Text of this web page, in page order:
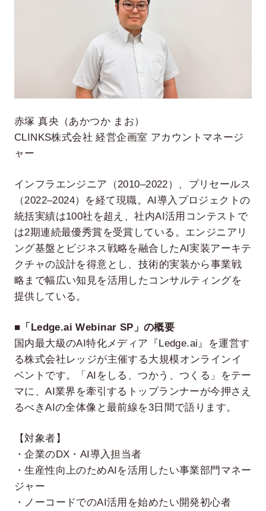
赤塚 真央（あかつか まお）
CLINKS株式会社 経営企画室 アカウントマネージ
ャー
インフラエンジニア（2010–2022）、プリセールス
（2022–2024）を経て現職。AI導入プロジェクトの
統括実績は100社を超え、社内AI活用コンテストで
は2期連続最優秀賞を受賞している。エンジニアリ
ング基盤とビジネス戦略を融合したAI実装アーキテ
クチャの設計を得意とし、技術的実装から事業戦
略まで幅広い知見を活用したコンサルティングを
提供している。
■「Ledge.ai Webinar SP」の概要
国内最大級のAI特化メディア『Ledge.ai』を運営す
る株式会社レッジが主催する大規模オンラインイ
ベントです。「AIをしる、つかう、つくる」をテー
マに、AI業界を牽引するトップランナーが今押さえ
るべきAIの全体像と最前線を3日間で語ります。
【対象者】
・企業のDX・AI導入担当者
・生産性向上のためAIを活用したい事業部門マネー
ジャー
・ノーコードでのAI活用を始めたい開発初心者